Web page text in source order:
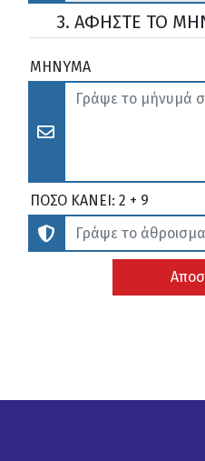
3. ΑΦΗΣΤΕ ΤΟ
ΜΗΝΥΜΑ
ΠΟΣΟ ΚΑΝΕΙ: 2 + 9